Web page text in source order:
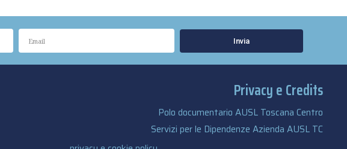
Invia
Privacy e Credits
Polo documentario AUSL Toscana Centro
Servizi per le Dipendenze Azienda AUSL TC